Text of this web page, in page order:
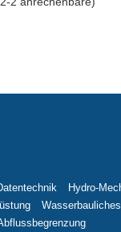
Hydro-
Wasserbauliches